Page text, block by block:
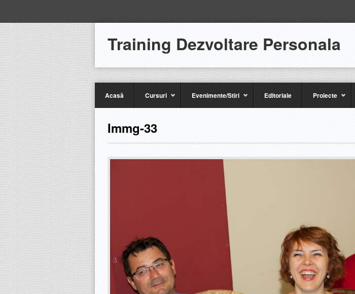
Training Dezvoltare Personala
Acasă Cursuri Evenimente/Stiri Editoriale Proiecte
Immg-33